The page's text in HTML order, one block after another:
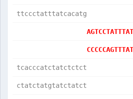
ttccctatttatcacatg
tcacccatctatctctct
ctatctatgtatctatct